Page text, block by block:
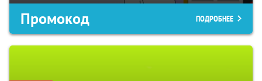
Промокод ПОДРОБНЕЕ